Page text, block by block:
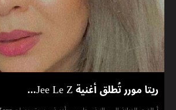
ريتا مورر تُطلق أغنية Jee Le Z...